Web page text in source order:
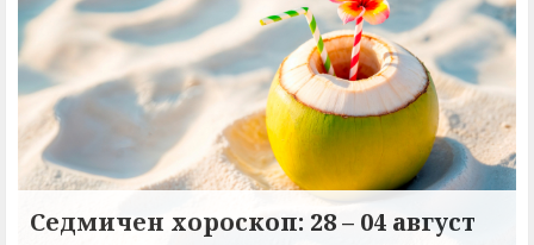
Седмичен хороскоп: 28 – 04 август